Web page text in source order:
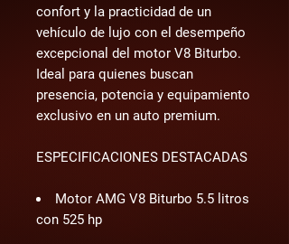
confort y la practicidad de un
vehículo de lujo con el desempeño
excepcional del motor V8 Biturbo.
Ideal para quienes buscan
presencia, potencia y equipamiento
exclusivo en un auto premium.
ESPECIFICACIONES DESTACADAS
Motor AMG V8 Biturbo 5.5 litros
con 525 hp